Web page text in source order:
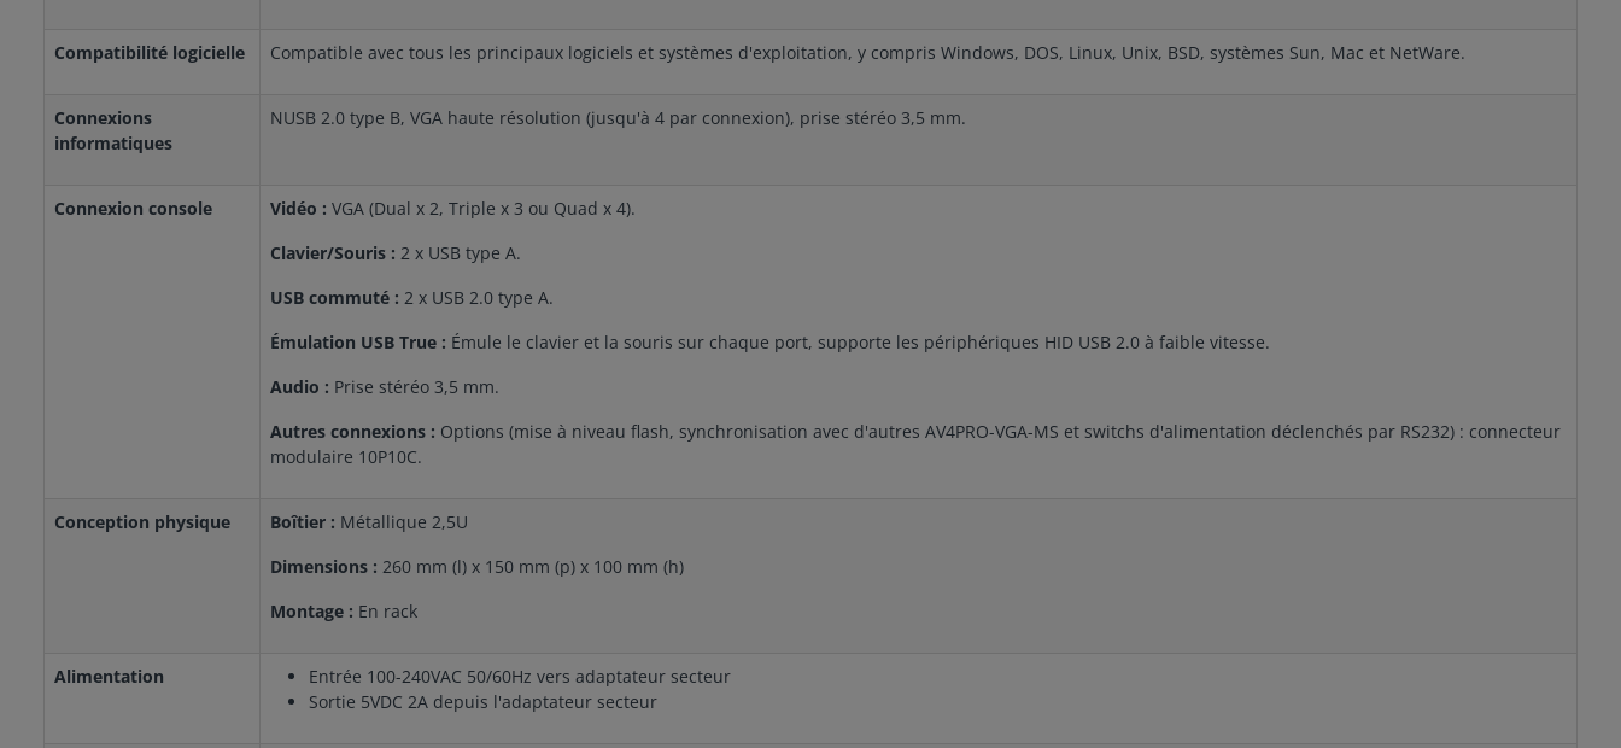
Compatibilité logicielle Compatible avec tous les principaux logiciels et systèmes d'exploitation, y compris Windows, DOS, Linux, Unix, BSD, systèmes Sun, Mac et NetWare.
Connexions
informatiques
NUSB 2.0 type B, VGA haute résolution (jusqu'à 4 par connexion), prise stéréo 3,5 mm.
Connexion console Vidéo : VGA (Dual x 2, Triple x 3 ou Quad x 4).
Clavier/Souris : 2 x USB type A.
USB commuté : 2 x USB 2.0 type A.
Émulation USB True : Émule le clavier et la souris sur chaque port, supporte les périphériques HID USB 2.0 à faible vitesse.
Audio : Prise stéréo 3,5 mm.
Autres connexions : Options (mise à niveau flash, synchronisation avec d'autres AV4PRO-VGA-MS et switchs d'alimentation déclenchés par RS232) : connecteur
modulaire 10P10C.
Conception physique Boîtier : Métallique 2,5U
Dimensions : 260 mm (l) x 150 mm (p) x 100 mm (h)
Montage : En rack
Alimentation
Entrée 100-240VAC 50/60Hz vers adaptateur secteur
Sortie 5VDC 2A depuis l'adaptateur secteur